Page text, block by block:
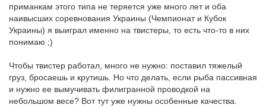
приманкам этого типа не теряется уже много лет и оба
наивысших соревнования Украины (Чемпионат и Кубок
Украины) я выиграл именно на твистеры, то есть что-то в них
понимаю ;)
Чтобы твистер работал, много не нужно: поставил тяжелый
груз, бросаешь и крутишь. Но что делать, если рыба пассивная
и нужно ее вымучивать филигранной проводкой на
небольшом весе? Вот тут уже нужны особенные качества.